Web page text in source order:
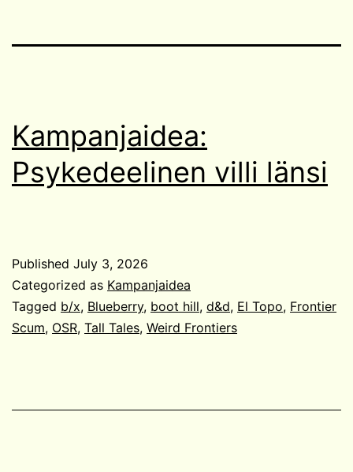
Kampanjaidea:
Psykedeelinen villi länsi
Published July 3, 2026
Categorized as Kampanjaidea
Tagged b/x, Blueberry, boot hill, d&d, El Topo, Frontier
Scum, OSR, Tall Tales, Weird Frontiers